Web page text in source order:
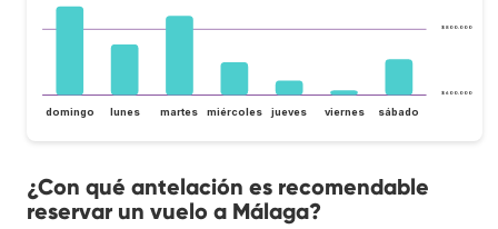
$ 600.000
$ 800.000
domingo lunes martes miércoles jueves viernes sábado
¿Con qué antelación es recomendable
reservar un vuelo a Málaga?